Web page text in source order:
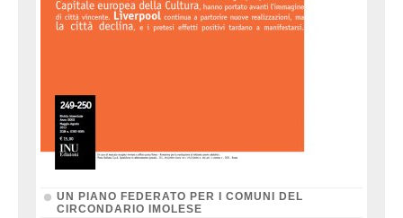
UN PIANO FEDERATO PER I COMUNI DEL
CIRCONDARIO IMOLESE